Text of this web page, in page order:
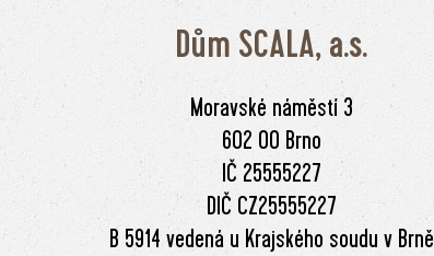
Dům SCALA, a.s.
Moravské náměstí 3
602 00 Brno
IČ 25555227
DIČ CZ25555227
B 5914 vedená u Krajského soudu v Brně